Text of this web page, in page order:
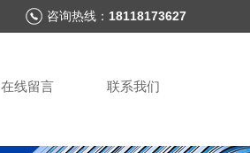
咨询热线： 18118173627
在线留言 联系我们